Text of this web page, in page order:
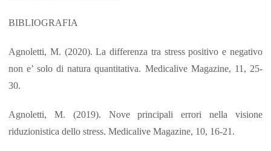
BIBLIOGRAFIA
Agnoletti, M. (2020). La differenza tra stress positivo e negativo
non e’ solo di natura quantitativa. Medicalive Magazine, 11, 25-
30.
Agnoletti, M. (2019). Nove principali errori nella visione
riduzionistica dello stress. Medicalive Magazine, 10, 16-21.